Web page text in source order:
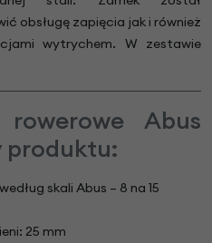
obsługę zapięcia jak i również
wytrychem. W zestawie
rowerowe Abus
produktu:
skali Abus – 8 na 15
25 mm